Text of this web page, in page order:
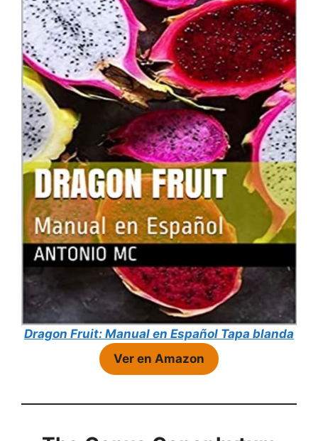
Dragon Fruit: Manual en Español Tapa blanda
Ver en Amazon